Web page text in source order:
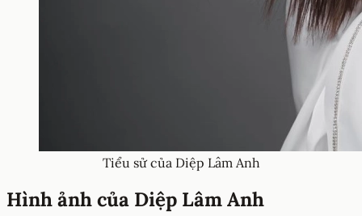
Tiểu sử của Diệp Lâm Anh
Hình ảnh của Diệp Lâm Anh